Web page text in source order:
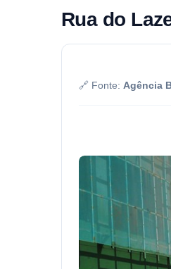
Rua do
🔗 Fonte: Agência